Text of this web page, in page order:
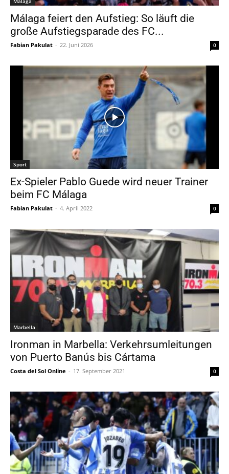
Málaga feiert den Aufstieg: So läuft die
große Aufstiegsparade des FC...
Fabian Pakulat - 22. Juni 2026 0
Sport
Ex-Spieler Pablo Guede wird neuer Trainer
beim FC Málaga
Fabian Pakulat - 4. April 2022 0
Marbella
Ironman in Marbella: Verkehrsumleitungen
von Puerto Banús bis Cártama
Costa del Sol Online - 17. September 2021 0